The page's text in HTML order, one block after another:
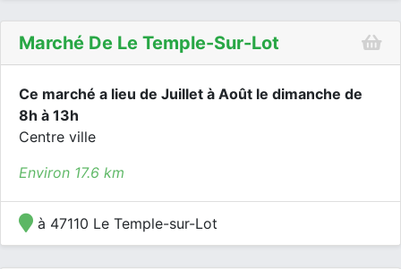
Marché De Le Temple-Sur-Lot
Ce marché a lieu de Juillet à Août le dimanche de
8h à 13h
Centre ville
Environ 17.6 km
à 47110 Le Temple-sur-Lot